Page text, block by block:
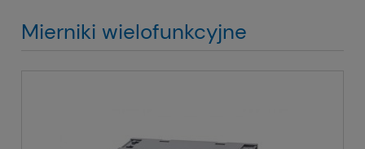
Mierniki wielofunkcyjne